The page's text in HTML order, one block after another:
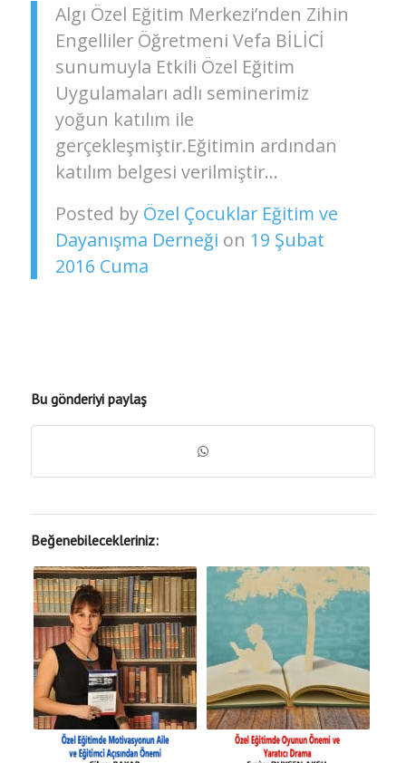
Algı Özel Eğitim Merkezi’nden Zihin
Engelliler Öğretmeni Vefa BİLİCİ
sunumuyla Etkili Özel Eğitim
Uygulamaları adlı seminerimiz
yoğun katılım ile
gerçekleşmiştir.Eğitimin ardından
katılım belgesi verilmiştir…
Posted by Özel Çocuklar Eğitim ve
Dayanışma Derneği on 19 Şubat
2016 Cuma
Bu gönderiyi paylaş
Beğenebilecekleriniz: